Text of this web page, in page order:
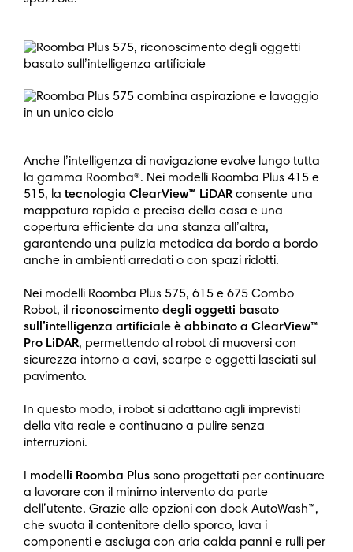
Anche l’intelligenza di navigazione evolve lungo tutta
la gamma Roomba®. Nei modelli Roomba Plus 415 e
515, la tecnologia ClearView™ LiDARconsente una
mappatura rapida e precisa della casa e una
copertura efficiente da una stanza all’altra,
garantendo una pulizia metodica da bordo a bordo
anche in ambienti arredati o con spazi ridotti.
Nei modelli Roomba Plus 575, 615 e 675 Combo
Robot, il riconoscimento degli oggetti basato
sull’intelligenza artificiale è abbinato a ClearView™
Pro LiDAR, permettendo al robot di muoversi con
sicurezza intorno a cavi, scarpe e oggetti lasciati sul
pavimento.
In questo modo, i robot si adattano agli imprevisti
della vita reale e continuano a pulire senza
interruzioni.
I modelli Roomba Plus sono progettati per continuare
a lavorare con il minimo intervento da parte
dell’utente. Grazie alle opzioni con dock AutoWash™,
che svuota il contenitore dello sporco, lava i
componenti e asciuga con aria calda panni e rulli per